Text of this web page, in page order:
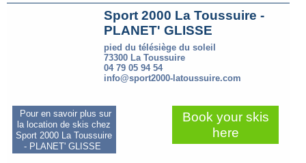
Sport 2000 La Toussuire -
PLANET' GLISSE
pied du télésiège du soleil
73300 La Toussuire
04 79 05 94 54
info@sport2000-latoussuire.com
Pour en savoir plus sur
la location de skis chez
Sport 2000 La Toussuire
- PLANET' GLISSE
Book your skis
here